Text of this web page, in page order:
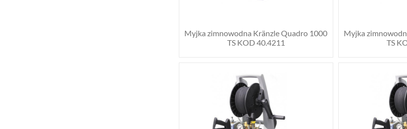
Myjka zimnowodna Kränzle Quadro 1000
TS KOD 40.4211
Myjka
TS